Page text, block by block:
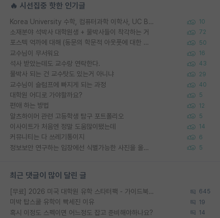
🔥 시선집중 핫한 인기글
Korea University 수학, 컴퓨터과학 이학사, UC Berkeley 산업공학 대학원 공학박사가 되는 것은 쉽지 않겠죠? 10
소재분야 석박사 대학원생 + 물박사들이 착각하는 거 72
포스텍 억까에 대해 (동문의 학문적 아웃풋에 대한 반박) 50
교수님이 무서워요 16
석사 받았는데도 교수랑 연락한다. 43
물박사 되는 건 교수탓도 있는거 아니냐 29
교수님이 슬럼프에 빠지게 되는 과정 40
대학원 어디로 가야할까요? 5
편애 하는 방법 12
알츠하이머 관련 고등학생 탐구 포트폴리오 5
이사이트가 처음엔 정말 도움많이됐는데 14
커뮤니티는 다 쓰레기통이지 6
정보보안 연구하는 입장에선 식별가능한 사진을 올리는건 비추이긴함 5
최근 댓글이 많이 달린 글
[무료] 2026 미국 대학원 유학 스타터팩 - 가이드북 & 합격자 컨택메일 템플릿 645
미박 탑스쿨 유학이 빡세진 이유 19
혹시 이정도 스펙이면 어느정도 잡고 준비해야하나요? 14